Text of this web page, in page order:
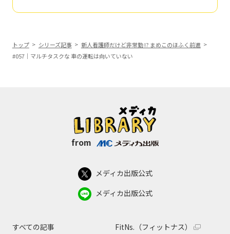
トップ シリーズ記事
新人看護師だけど非常勤 !? まめこのほふく前進
#057｜マルチタスクな 車の運転は向いていない
from
メディカ出版公式
メディカ出版公式
すべての記事 FitNs.（フィットナス）